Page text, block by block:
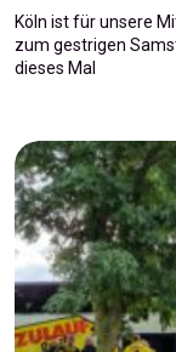
Köln ist für unsere
zum gestrigen
dieses Mal